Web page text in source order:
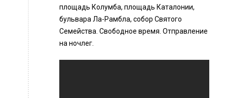
площадь Колумба, площадь Каталонии,
бульвара Ла-Рамбла, собор Святого
Семейства. Свободное время. Отправление
на ночлег.